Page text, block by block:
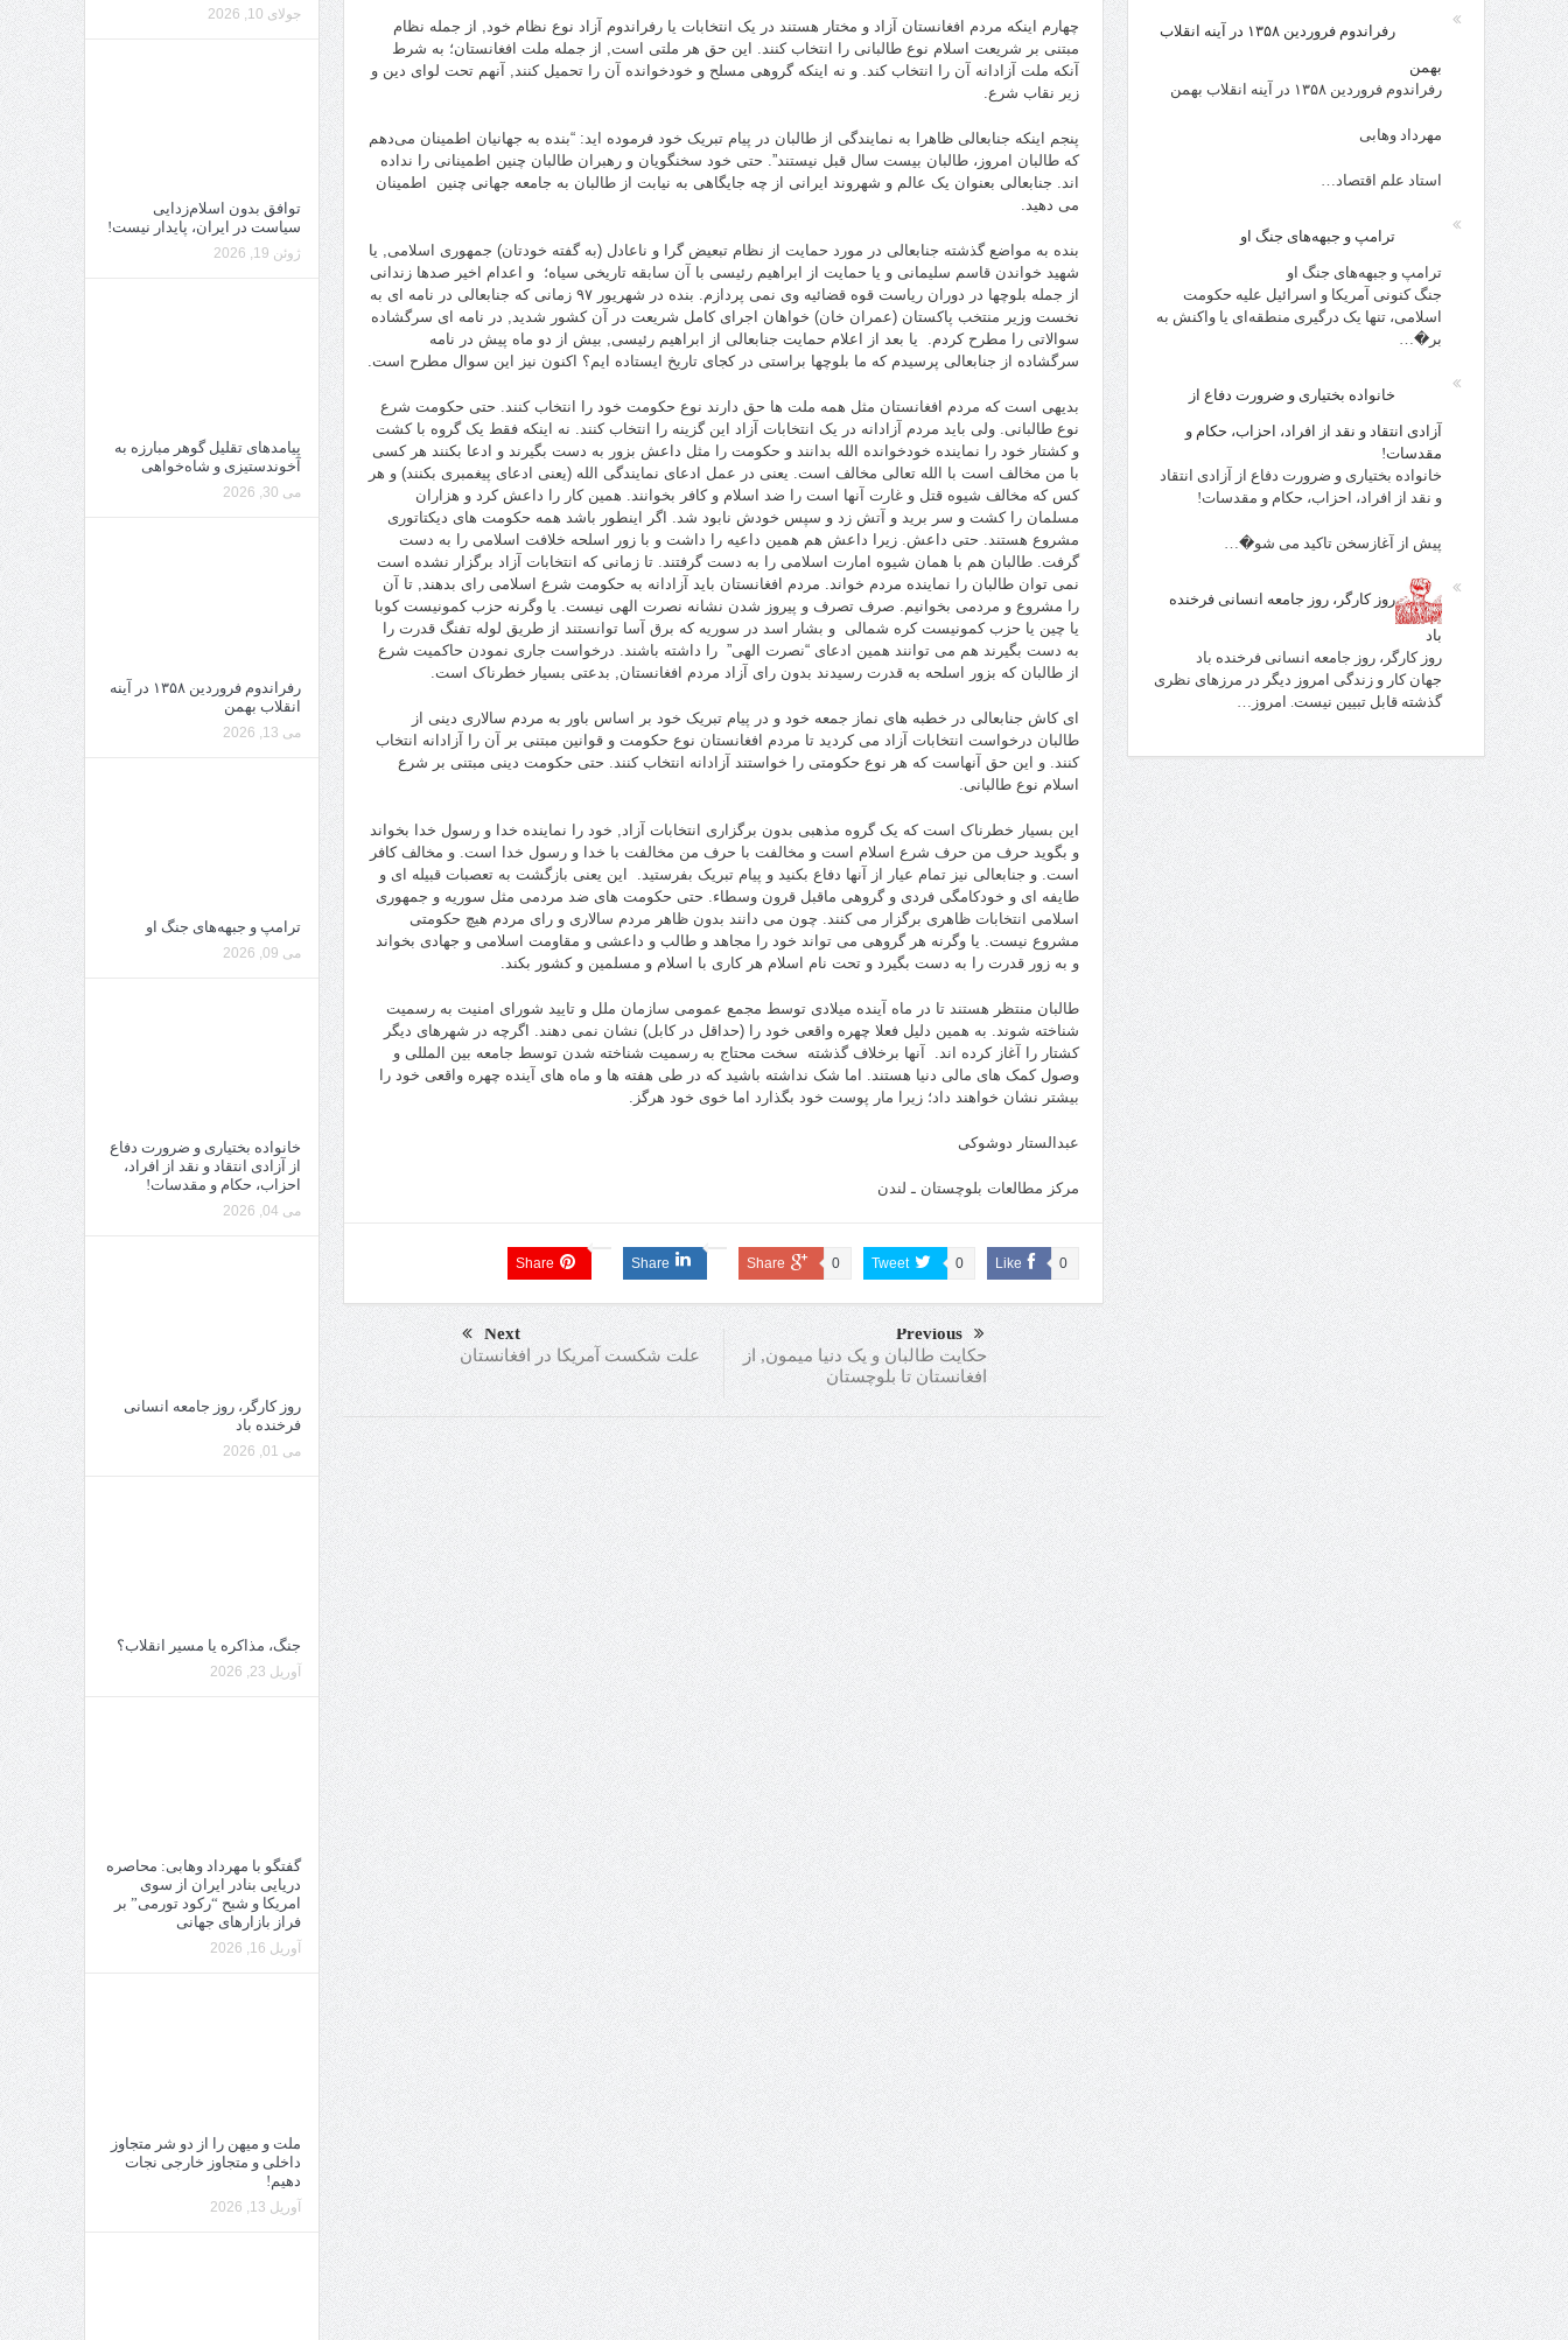
چهارم اینکه مردم افغانستان آزاد و مختار هستند در یک انتخابات یا رفراندوم آزاد نوع نظام خود, از جمله نظام
مبتنی بر شریعت اسلام نوع طالبانی را انتخاب کنند. این حق هر ملتی است, از جمله ملت افغانستان؛ به شرط
آنکه ملت آزادانه آن را انتخاب کند. و نه اینکه گروهی مسلح و خودخوانده آن را تحمیل کنند, آنهم تحت لوای دین و
زیر نقاب شرع.
پنجم اینکه جنابعالی ظاهرا به نمایندگی از طالبان در پیام تبریک خود فرموده اید: “بنده به جهانیان اطمینان می‌دهم
که طالبان امروز، طالبان بیست سال قبل نیستند”. حتی خود سخنگویان و رهبران طالبان چنین اطمینانی را نداده
اند. جنابعالی بعنوان یک عالم و شهروند ایرانی از چه جایگاهی به نیابت از طالبان به جامعه جهانی چنین اطمینان
می دهید.
بنده به مواضع گذشته جنابعالی در مورد حمایت از نظام تبعیض گرا و ناعادل (به گفته خودتان) جمهوری اسلامی, یا
شهید خواندن قاسم سلیمانی و یا حمایت از ابراهیم رئیسی با آن سابقه تاریخی سیاه؛ و اعدام اخیر صدها زندانی
از جمله بلوچها در دوران ریاست قوه قضائیه وی نمی پردازم. بنده در شهریور ٩۷ زمانی که جنابعالی در نامه ای به
نخست وزیر منتخب پاکستان (عمران خان) خواهان اجرای کامل شریعت در آن کشور شدید, در نامه ای سرگشاده
سوالاتی را مطرح کردم. یا بعد از اعلام حمایت جنابعالی از ابراهیم رئیسی, بیش از دو ماه پیش در نامه
سرگشاده از جنابعالی پرسیدم که ما بلوچها براستی در کجای تاریخ ایستاده ایم؟ اکنون نیز این سوال مطرح است.
بدیهی است که مردم افغانستان مثل همه ملت ها حق دارند نوع حکومت خود را انتخاب کنند. حتی حکومت شرع
نوع طالبانی. ولی باید مردم آزادانه در یک انتخابات آزاد این گزینه را انتخاب کنند. نه اینکه فقط یک گروه با کشت
و کشتار خود را نماینده خودخوانده الله بدانند و حکومت را مثل داعش بزور به دست بگیرند و ادعا بکنند هر کسی
با من مخالف است با الله تعالی مخالف است. یعنی در عمل ادعای نمایندگی الله (یعنی ادعای پیغمبری بکنند) و هر
کس که مخالف شیوه قتل و غارت آنها است را ضد اسلام و کافر بخوانند. همین کار را داعش کرد و هزاران
مسلمان را کشت و سر برید و آتش زد و سپس خودش نابود شد. اگر اینطور باشد همه حکومت های دیکتاتوری
مشروع هستند. حتی داعش. زیرا داعش هم همین داعیه را داشت و با زور اسلحه خلافت اسلامی را به دست
گرفت. طالبان هم با همان شیوه امارت اسلامی را به دست گرفتند. تا زمانی که انتخابات آزاد برگزار نشده است
نمی توان طالبان را نماینده مردم خواند. مردم افغانستان باید آزادانه به حکومت شرع اسلامی رای بدهند, تا آن
را مشروع و مردمی بخوانیم. صرف تصرف و پیروز شدن نشانه نصرت الهی نیست. یا وگرنه حزب کمونیست کوبا
یا چین یا حزب کمونیست کره شمالی و بشار اسد در سوریه که برق آسا توانستند از طریق لوله تفنگ قدرت را
به دست بگیرند هم می توانند همین ادعای “نصرت الهی” را داشته باشند. درخواست جاری نمودن حاکمیت شرع
از طالبان که بزور اسلحه به قدرت رسیدند بدون رای آزاد مردم افغانستان, بدعتی بسیار خطرناک است.
ای کاش جنابعالی در خطبه های نماز جمعه خود و در پیام تبریک خود بر اساس باور به مردم سالاری دینی از
طالبان درخواست انتخابات آزاد می کردید تا مردم افغانستان نوع حکومت و قوانین مبتنی بر آن را آزادانه انتخاب
کنند. و این حق آنهاست که هر نوع حکومتی را خواستند آزادانه انتخاب کنند. حتی حکومت دینی مبتنی بر شرع
اسلام نوع طالبانی.
این بسیار خطرناک است که یک گروه مذهبی بدون برگزاری انتخابات آزاد, خود را نماینده خدا و رسول خدا بخواند
و بگوید حرف من حرف شرع اسلام است و مخالفت با حرف من مخالفت با خدا و رسول خدا است. و مخالف کافر
است. و جنابعالی نیز تمام عیار از آنها دفاع بکنید و پیام تبریک بفرستید. این یعنی بازگشت به تعصبات قبیله ای و
طایفه ای و خودکامگی فردی و گروهی ماقبل قرون وسطاء. حتی حکومت های ضد مردمی مثل سوریه و جمهوری
اسلامی انتخابات ظاهری برگزار می کنند. چون می دانند بدون ظاهر مردم سالاری و رای مردم هیچ حکومتی
مشروع نیست. یا وگرنه هر گروهی می تواند خود را مجاهد و طالب و داعشی و مقاومت اسلامی و جهادی بخواند
و به زور قدرت را به دست بگیرد و تحت نام اسلام هر کاری با اسلام و مسلمین و کشور بکند.
طالبان منتظر هستند تا در ماه آینده میلادی توسط مجمع عمومی سازمان ملل و تایید شورای امنیت به رسمیت
شناخته شوند. به همین دلیل فعلا چهره واقعی خود را (حداقل در کابل) نشان نمی دهند. اگرچه در شهرهای دیگر
کشتار را آغاز کرده اند. آنها برخلاف گذشته سخت محتاج به رسمیت شناخته شدن توسط جامعه بین المللی و
وصول کمک های مالی دنیا هستند. اما شک نداشته باشید که در طی هفته ها و ماه های آینده چهره واقعی خود را
بیشتر نشان خواهند داد؛ زیرا مار پوست خود بگذارد اما خوی خود هرگز.
عبدالستار دوشوکی
مرکز مطالعات بلوچستان ـ لندن
Like 0
Tweet 0
Share 0
Share
Share
Previous
حکایت طالبان و یک دنیا میمون, از
افغانستان تا بلوچستان
Next
علت شکست آمریکا در افغانستان
جولای 10, 2026
توافق بدون اسلام‌زدایی
سیاست در ایران، پایدار نیست!
ژوئن 19, 2026
پیامدهای تقلیل گوهر مبارزه به
آخوندستیزی و شاه‌خواهی
می 30, 2026
رفراندوم فروردین ۱۳۵۸ در آینه
انقلاب بهمن
می 13, 2026
ترامپ و جبهه‌های جنگ او
می 09, 2026
خانواده بختیاری و ضرورت دفاع
از آزادی انتقاد و نقد از افراد،
احزاب، حکام و مقدسات!
می 04, 2026
روز کارگر، روز جامعه انسانی
فرخنده باد
می 01, 2026
جنگ، مذاکره یا مسیر انقلاب؟
آوریل 23, 2026
گفتگو با مهرداد وهابی: محاصره
دریایی بنادر ایران از سوی
امریکا و شبح “رکود تورمی” بر
فراز بازارهای جهانی
آوریل 16, 2026
ملت و میهن را از دو شر متجاوز
داخلی و متجاوز خارجی نجات
دهیم!
آوریل 13, 2026
رفراندوم فروردین ۱۳۵۸ در آینه انقلاب
بهمن
رفراندوم فروردین ۱۳۵۸ در آینه انقلاب بهمن
مهرداد وهابی
استاد علم اقتصاد…
ترامپ و جبهه‌های جنگ او
ترامپ و جبهه‌های جنگ او
جنگ کنونی آمریکا و اسرائیل علیه حکومت
اسلامی، تنها یک درگیری منطقه‌ای یا واکنش به
بر�…
خانواده بختیاری و ضرورت دفاع از
آزادی انتقاد و نقد از افراد، احزاب، حکام و
مقدسات!
خانواده بختیاری و ضرورت دفاع از آزادی انتقاد
و نقد از افراد، احزاب، حکام و مقدسات!
پیش از آغازسخن تاکید می شو�…
روز کارگر، روز جامعه انسانی فرخنده
باد
روز کارگر، روز جامعه انسانی فرخنده باد
جهان کار و زندگی امروز دیگر در مرزهای نظری
گذشته قابل تبیین نیست. امروز…